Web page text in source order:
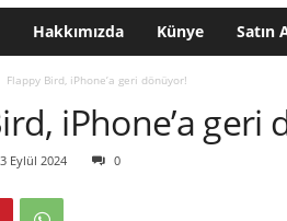
i
h
Hakkımızda Künye Satın
Flappy Bird, iPhone’a geri dönüyor!
iPhone’a geri
Eylül 2024 0